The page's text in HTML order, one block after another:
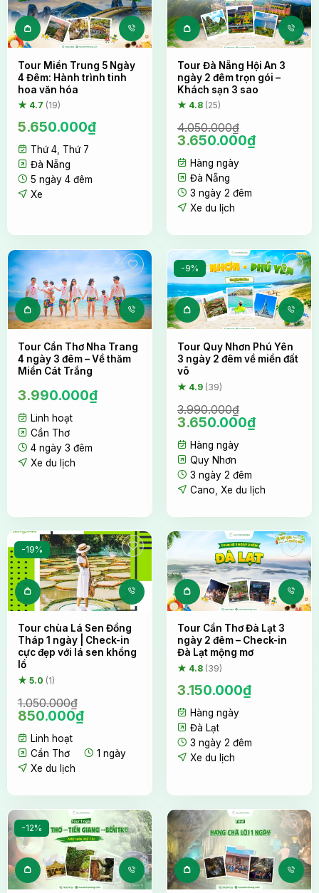
chức liveshow ngoài trời độc đáo với view thung
lũng, vườn xương rồng lạ mắt.
Sau khi du ngoạn Đà Lạt về đêm, quý khách trở về
và nghỉ ngơi tại khách sạn.
Tour Miền Trung 5 Ngày
4 Đêm: Hành trình tinh
hoa văn hóa
★ 4.7 (19)
5.650.000₫
Thứ 4, Thứ 7
Đà Nẵng
5 ngày 4 đêm
Xe
Tour Đà Nẵng Hội An 3
ngày 2 đêm trọn gói –
Khách sạn 3 sao
★ 4.8 (25)
4.050.000₫
Giá
là:
4.050.000₫.
3.650.000₫Giá
hiện
Hàng ngày
Đà Nẵng
3 ngày 2 đêm
Xe du lịch
Tour Cần Thơ Nha Trang
4 ngày 3 đêm – Về thăm
Miền Cát Trắng
3.990.000₫
Linh hoạt
Cần Thơ
4 ngày 3 đêm
Xe du lịch
-9%
Tour Quy Nhơn Phú Yên
3 ngày 2 đêm về miền đất
võ
★ 4.9 (39)
3.990.000₫
Giá
là:
3.990.000₫.
3.650.000₫Giá
hiện
Hàng ngày
Quy Nhơn
3 ngày 2 đêm
Cano Xe du lịch
-19%
Tour chùa Lá Sen Đồng
Tháp 1 ngày | Check-in
cực đẹp với lá sen khổng
lồ
★ 5.0 (1)
1.050.000₫
Giá
là:
1.050.000₫.
850.000₫Giá
hiện
là:
Linh hoạt
Cần Thơ
1 ngày
Xe du lịch
Tour Cần Thơ Đà Lạt 3
ngày 2 đêm – Check-in
Đà Lạt mộng mơ
★ 4.8 (39)
3.150.000₫
Hàng ngày
Đà Lạt
3 ngày 2 đêm
Xe du lịch
-12%